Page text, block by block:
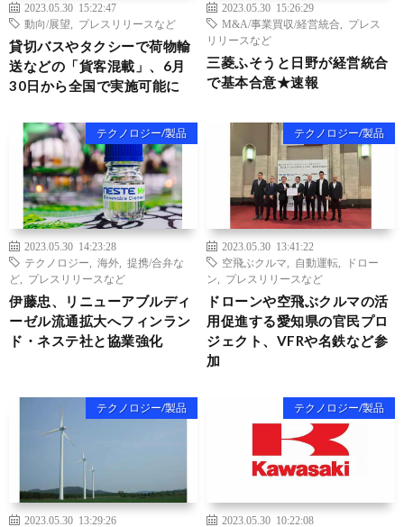
2023.05.30 15:22:47
動向/展望
プレスリリースなど
貸切バスやタクシーで荷物輸
送などの「貨客混載」、6月
30日から全国で実施可能に
2023.05.30 15:26:29
M&A/事業買収/経営統合
プレス
リリースなど
三菱ふそうと日野が経営統合
で基本合意★速報
テクノロジー/製品
2023.05.30 14:23:28
テクノロジー
海外
提携/合弁な
ど
プレスリリースなど
伊藤忠、リニューアブルディ
ーゼル流通拡大へフィンラン
ド・ネステ社と協業強化
テクノロジー/製品
2023.05.30 13:41:22
空飛ぶクルマ
自動運転
ドロー
ン
プレスリリースなど
ドローンや空飛ぶクルマの活
用促進する愛知県の官民プロ
ジェクト、VFRや名鉄など参
加
テクノロジー/製品
2023.05.30 13:29:26
テクノロジー/製品
2023.05.30 10:22:08